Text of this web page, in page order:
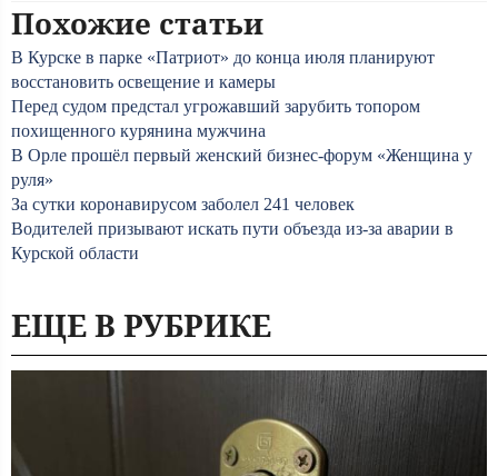
Похожие статьи
В Курске в парке «Патриот» до конца июля планируют
восстановить освещение и камеры
Перед судом предстал угрожавший зарубить топором
похищенного курянина мужчина
В Орле прошёл первый женский бизнес-форум «Женщина у
руля»
За сутки коронавирусом заболел 241 человек
Водителей призывают искать пути объезда из-за аварии в
Курской области
ЕЩЕ В РУБРИКЕ